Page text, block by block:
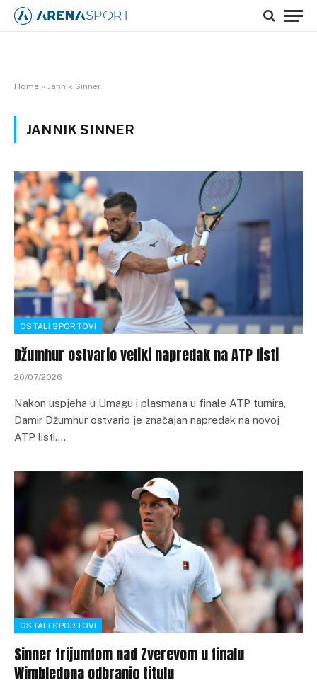
Home » Jannik Sinner
JANNIK SINNER
OSTALI SPORTOVI
Džumhur ostvario veliki napredak na ATP listi
20/07/2026
Nakon uspjeha u Umagu i plasmana u finale ATP turnira,
Damir Džumhur ostvario je značajan napredak na novoj
ATP listi.…
OSTALI SPORTOVI
Sinner trijumfom nad Zverevom u finalu
Wimbledona odbranio titulu